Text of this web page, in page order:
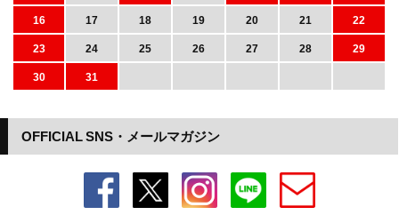
OFFICIAL SNS・メールマガジン
16
17 18 19 20 21
22
23
24 25 26 27 28
29
30
31